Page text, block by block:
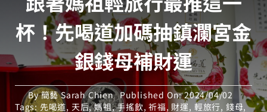
杯！先喝道加碼抽鎮瀾宮金
銀錢母補財運
By簡藝 Sarah Chien Published On: 2024/04/02
Tags:先喝道, 天后,媽祖,手搖飲,祈福, 財運, 輕旅行, 錢母,